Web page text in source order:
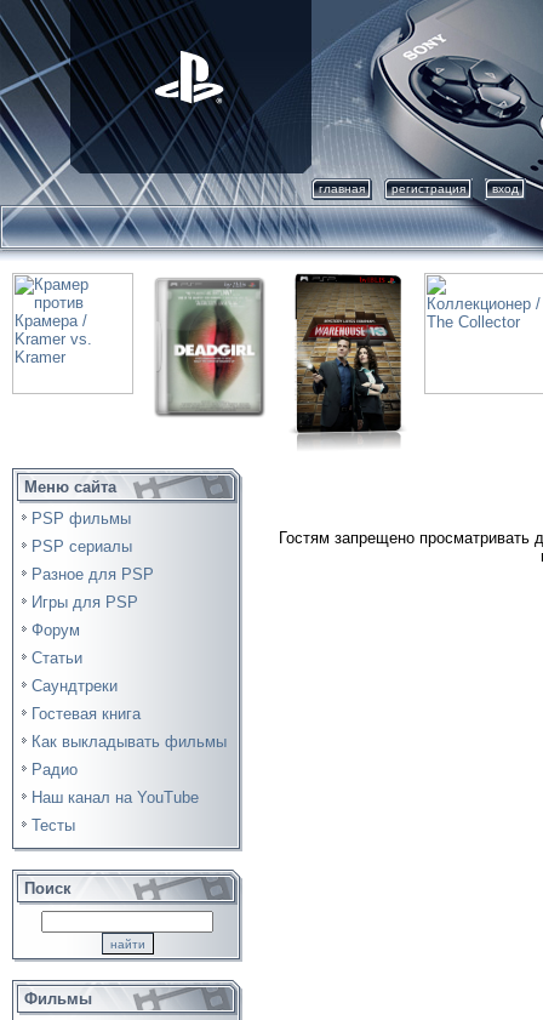
главная регистрация вход
Меню сайта
PSP фильмы
PSP сериалы
Разное для PSP
Игры для PSP
Форум
Статьи
Саундтреки
Гостевая книга
Как выкладывать фильмы
Радио
Наш канал на YouTube
Тесты
Поиск
Фильмы
Гостям запрещено просматривать